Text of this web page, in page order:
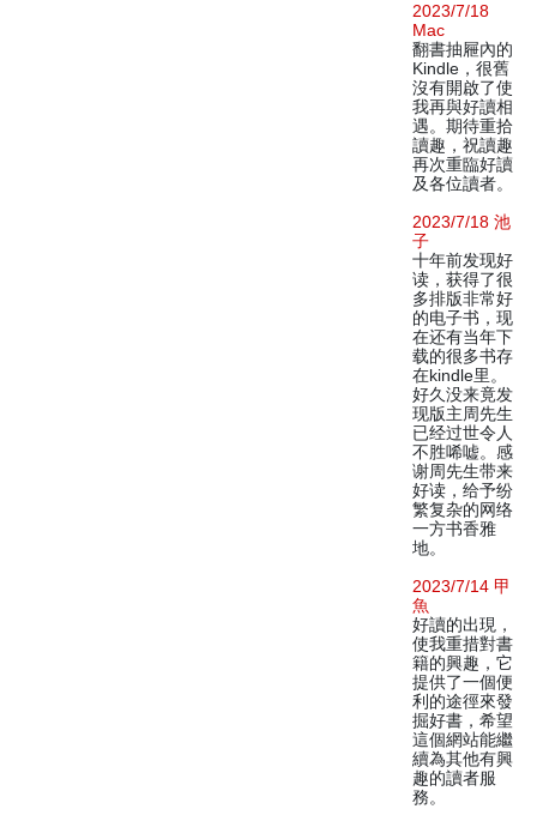
2023/7/18
Mac
翻書抽屜內的
Kindle，很舊
沒有開啟了使
我再與好讀相
遇。期待重拾
讀趣，祝讀趣
再次重臨好讀
及各位讀者。
2023/7/18 池
子
十年前发现好
读，获得了很
多排版非常好
的电子书，现
在还有当年下
载的很多书存
在kindle里。
好久没来竟发
现版主周先生
已经过世令人
不胜唏嘘。感
谢周先生带来
好读，给予纷
繁复杂的网络
一方书香雅
地。
2023/7/14 甲
魚
好讀的出現，
使我重措對書
籍的興趣，它
提供了一個便
利的途徑來發
掘好書，希望
這個網站能繼
續為其他有興
趣的讀者服
務。